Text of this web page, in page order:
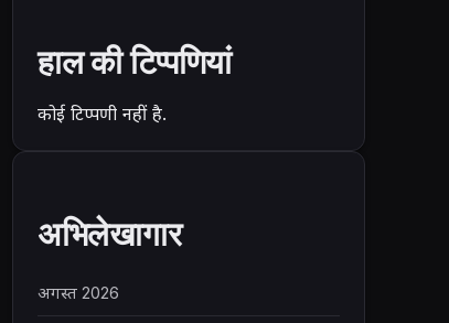
हाल की टिप्पणियां
कोई टिप्पणी नहीं है.
अभिलेखागार
अगस्त 2026